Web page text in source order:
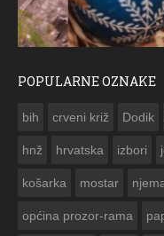
POPULARNE OZNAKE
bih crveni križ Dodik
hnž hrvatska izbori
košarka mostar
općina prozor-rama